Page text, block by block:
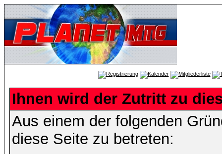
Ihnen wird der Zutritt zu
Aus einem der folgenden
diese Seite zu betreten: